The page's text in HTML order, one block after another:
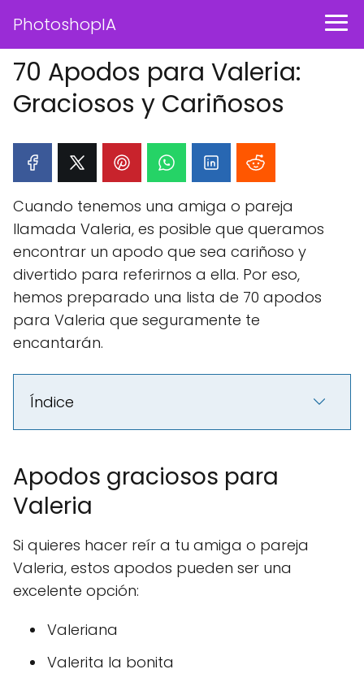
PhotoshopIA
70 Apodos para Valeria:
Graciosos y Cariñosos
Cuando tenemos una amiga o pareja
llamada Valeria, es posible que queramos
encontrar un apodo que sea cariñoso y
divertido para referirnos a ella. Por eso,
hemos preparado una lista de 70 apodos
para Valeria que seguramente te
encantarán.
Índice
Apodos graciosos para
Valeria
Si quieres hacer reír a tu amiga o pareja
Valeria, estos apodos pueden ser una
excelente opción:
Valeriana
Valerita la bonita